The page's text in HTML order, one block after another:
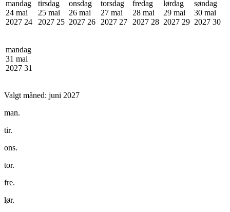
mandag
24 mai
2027 24
tirsdag
25 mai
2027 25
onsdag
26 mai
2027 26
torsdag
27 mai
2027 27
fredag
28 mai
2027 28
lørdag
29 mai
2027 29
søndag
30 mai
2027 30
mandag
31 mai
2027 31
Valgt måned: juni 2027
man.
tir.
ons.
tor.
fre.
lør.